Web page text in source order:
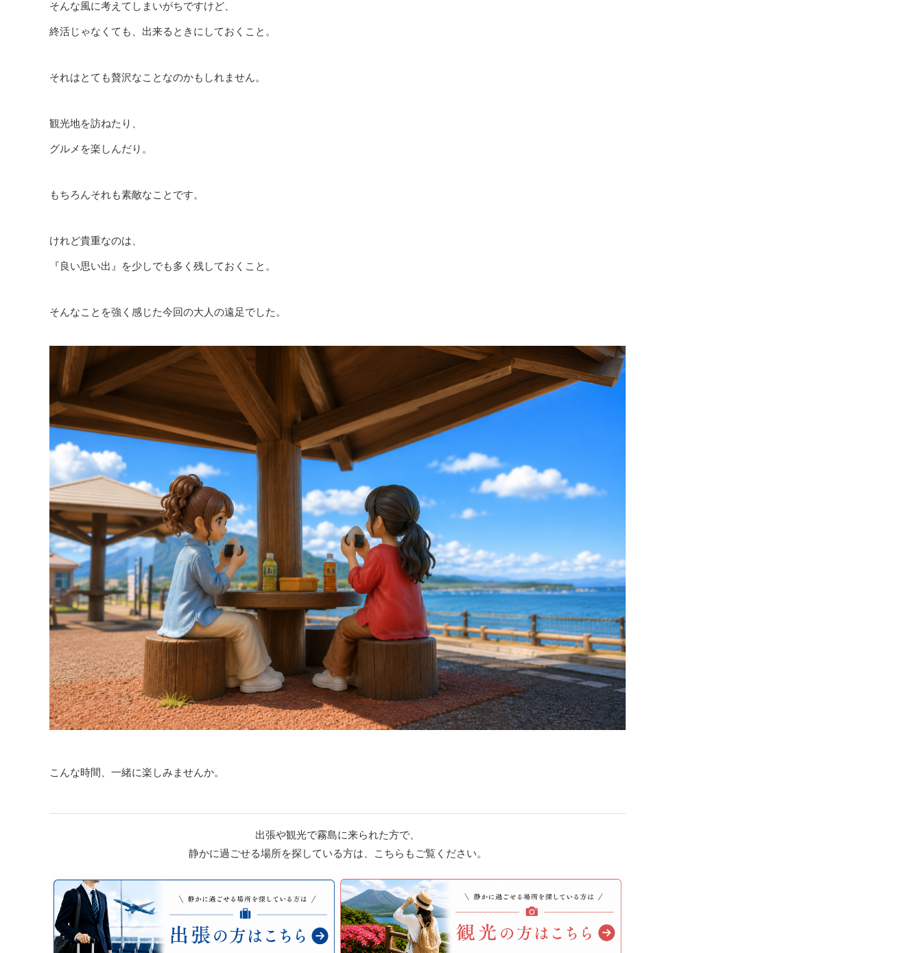
そんな風に考えてしまいがちですけど、
終活じゃなくても、出来るときにしておくこと。
それはとても贅沢なことなのかもしれません。
観光地を訪ねたり、
グルメを楽しんだり。
もちろんそれも素敵なことです。
けれど貴重なのは、
『良い思い出』を少しでも多く残しておくこと。
そんなことを強く感じた今回の大人の遠足でした。
こんな時間、一緒に楽しみませんか。
出張や観光で霧島に来られた方で、
静かに過ごせる場所を探している方は、こちらもご覧ください。